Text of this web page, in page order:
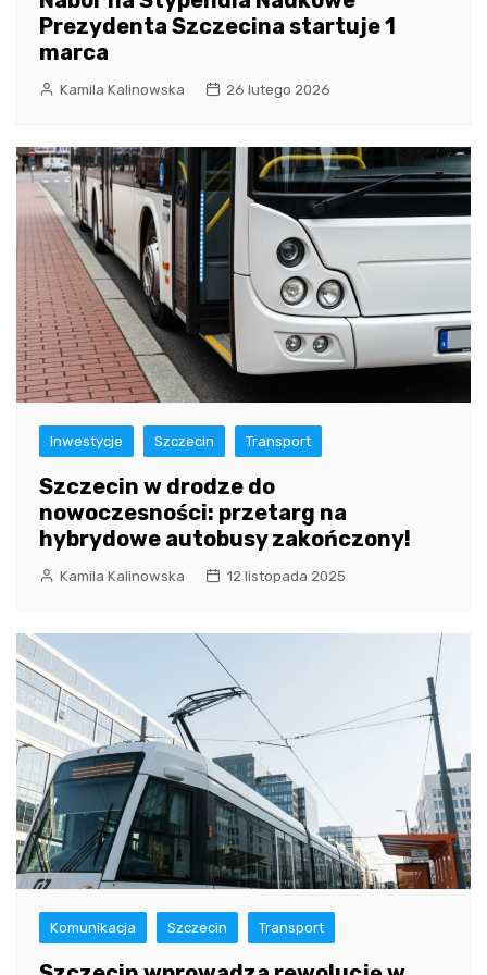
Prezydenta Szczecina startuje 1
marca
Kamila Kalinowska 26 lutego 2026
Inwestycje Szczecin Transport
Szczecin w drodze do
nowoczesności: przetarg na
hybrydowe autobusy zakończony!
Kamila Kalinowska 12 listopada 2025
Komunikacja Szczecin Transport